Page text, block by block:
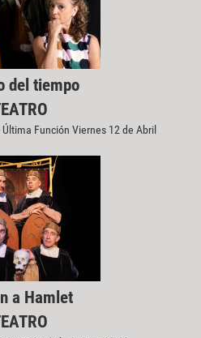
del tiempo
Función Viernes 12 de Abril
a Hamlet